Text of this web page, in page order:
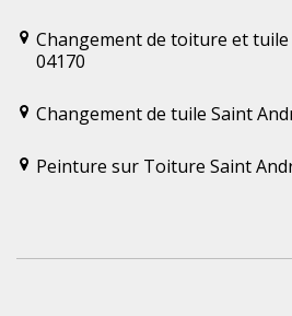
Changement de toiture et tuile
04170
Changement de tuile Saint
Peinture sur Toiture Saint